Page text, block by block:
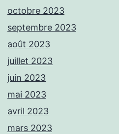
octobre 2023
septembre 2023
août 2023
juillet 2023
juin 2023
mai 2023
avril 2023
mars 2023